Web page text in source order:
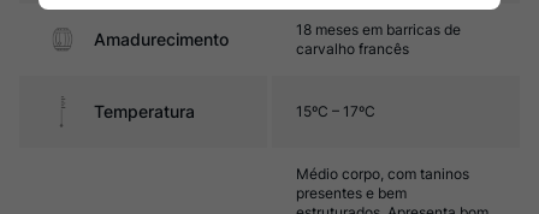
Amadurecimento
18 meses em barricas de
carvalho francês
Temperatura 15ºC – 17ºC
Médio corpo, com taninos
presentes e bem